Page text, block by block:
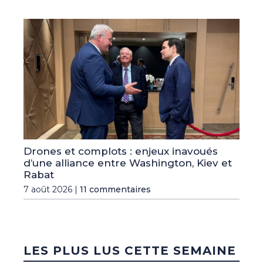
Drones et complots : enjeux inavoués
d’une alliance entre Washington, Kiev et
Rabat
7 août 2026 | 11 commentaires
LES PLUS LUS CETTE SEMAINE